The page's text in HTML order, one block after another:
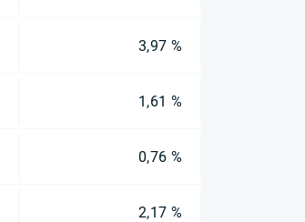
3,97 %
1,61 %
0,76 %
2,17 %